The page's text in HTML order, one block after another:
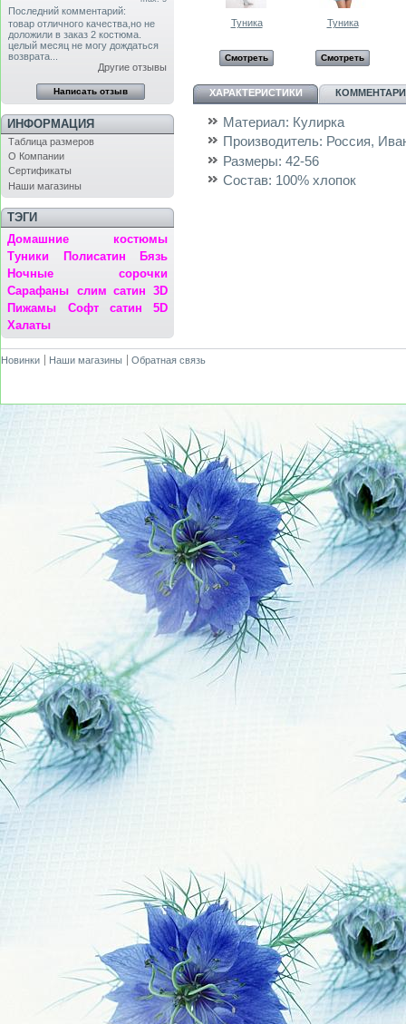
Последний комментарий:
товар отличного качества,но не
доложили в заказ 2 костюма.
целый месяц не могу дождаться
возврата...
Другие отзывы
ИНФОРМАЦИЯ
Таблица размеров
О Компании
Сертификаты
Наши магазины
ТЭГИ
Домашние костюмы
Туники
Полисатин
Бязь
Ночные сорочки
Сарафаны
слим сатин 3D
Пижамы
Софт сатин 5D
Халаты
Туника
Смотреть
Туника
Смотреть
ХАРАКТЕРИСТИКИ
Материал: Кулирка
Производитель: Россия,
Размеры: 42-56
Состав: 100% хлопок
Новинки Наши магазины Обратная связь